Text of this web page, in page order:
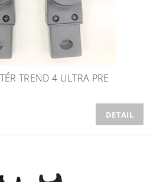
TREND 4 ULTRA PRE
DETAIL